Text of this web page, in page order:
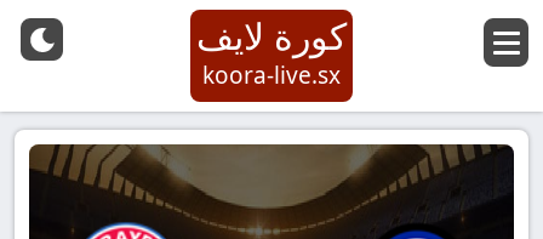
كورة لايف
koora-live.sx